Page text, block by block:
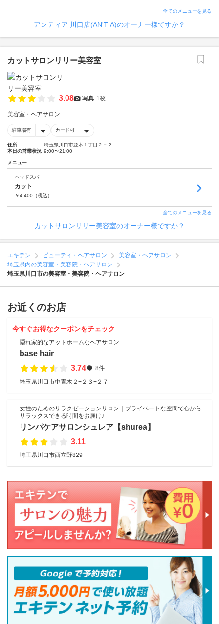
全てのメニューを見る
アンティア 川口店(AN'TIA)のオーナー様ですか？
カットサロンリリー美容室
3.08 写真 1枚
美容室・ヘアサロン
駐車場有 カード可
住所
埼玉県川口市並木１丁目２－２
本日の営業状況 9:00〜21:00
メニュー
ヘッドスパ
カット
￥4,400 （税込）
全てのメニューを見る
カットサロンリリー美容室のオーナー様ですか？
エキテン ビューティ・ヘアサロン
美容室・ヘアサロン
埼玉県内の美容室・美容院・ヘアサロン
埼玉県川口市の美容室・美容院・ヘアサロン
お近くのお店
今すぐお得なクーポンをチェック
隠れ家的なアットホームなヘアサロン
base hair
3.74
8件
埼玉県川口市中青木２−２３−２７
女性のためのリラクゼーションサロン｜プライベートな空間で心から
リラックスできる時間をお届け♪
リンパケアサロンシュレア【shurea】
3.11
埼玉県川口市西立野829